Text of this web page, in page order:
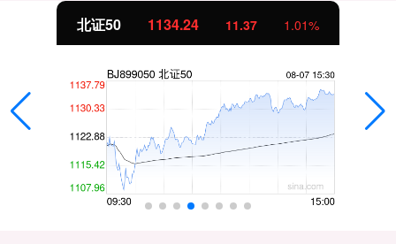
北证50 1134.24 11.37 1.01%